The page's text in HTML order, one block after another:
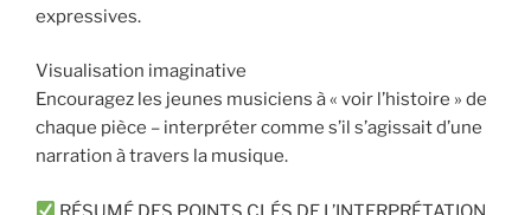
expressives.
Visualisation imaginative
Encouragez les jeunes musiciens à « voir l’histoire » de
chaque pièce – interpréter comme s’il s’agissait d’une
narration à travers la musique.